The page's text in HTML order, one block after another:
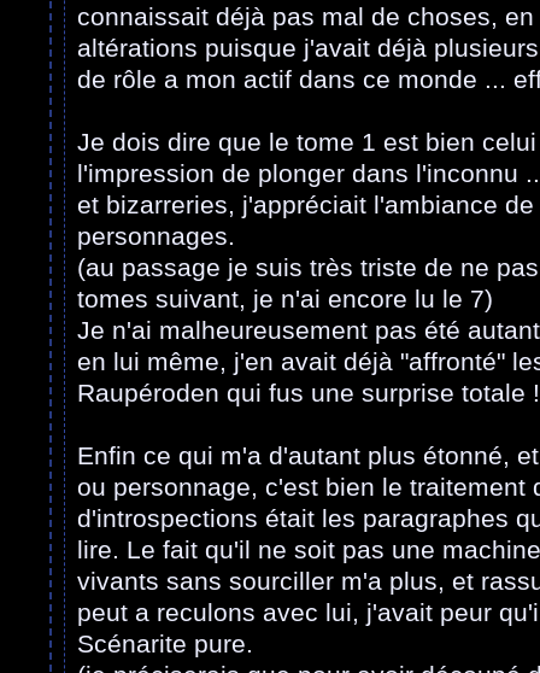
connaissait déjà pas mal de choses,
altérations puisque j'avait déjà
de rôle a mon actif dans ce monde ...
Je dois dire que le tome 1 est bien
l'impression de plonger dans l'inconnu
et bizarreries, j'appréciait l'ambiance
personnages.
(au passage je suis très triste de ne
tomes suivant, je n'ai encore lu le 7)
Je n'ai malheureusement pas été
en lui même, j'en avait déjà "affronté"
Raupéroden qui fus une surprise totale !
Enfin ce qui m'a d'autant plus étonné,
ou personnage, c'est bien le traitement
d'introspections était les paragraphes
lire. Le fait qu'il ne soit pas une
vivants sans sourciller m'a plus, et
peut a reculons avec lui, j'avait peur
Scénarite pure.